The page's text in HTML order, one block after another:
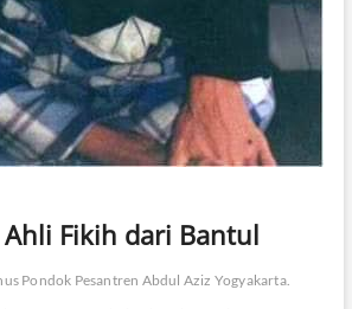
Fikih dari Bantul
Pondok Pesantren Abdul Aziz Yogyakarta.